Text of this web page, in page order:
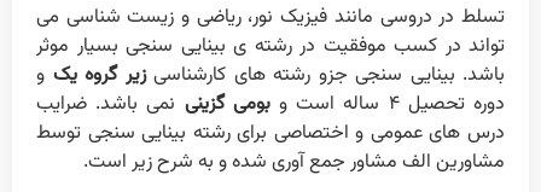
تسلط در دروسی مانند فیزیک نور، ریاضی و زیست شناسی می
تواند در کسب موفقیت در رشته ی بینایی سنجی بسیار موثر
باشد. بینایی سنجی جزو رشته های کارشناسیزیر گروه یک و
دوره تحصیل ۴ ساله است و
بومی گزینی نمی باشد. ضرایب
درس های عمومی و اختصاصی برای رشته بینایی سنجی توسط
مشاورین الف مشاور جمع آوری شده و به شرح زیر است.